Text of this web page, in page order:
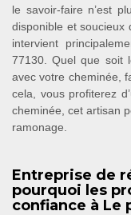
le savoir-faire n’est
disponible et soucieux
intervient
77130. Quel que soit
avec votre cheminée,
cela, vous profiterez
cheminée, cet artisan
ramonage.
Entreprise de
pourquoi les
confiance à Le